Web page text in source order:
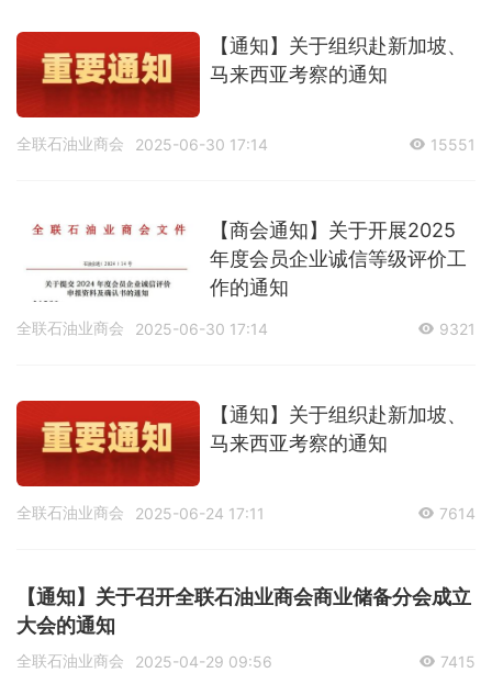
【通知】关于组织赴新加坡、
马来西亚考察的通知
全联石油业商会 2025-06-30 17:14 15551
【商会通知】关于开展2025
年度会员企业诚信等级评价工
作的通知
全联石油业商会 2025-06-30 17:14 9321
【通知】关于组织赴新加坡、
马来西亚考察的通知
全联石油业商会 2025-06-24 17:11 7614
【通知】关于召开全联石油业商会商业储备分会成立
大会的通知
全联石油业商会 2025-04-29 09:56 7415